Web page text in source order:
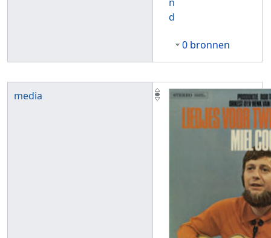
d
0 bronnen
media